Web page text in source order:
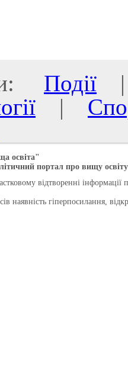
Події
|
освіта"
портал про вищу
відтворенні інформації
наявність гіперпосилання,